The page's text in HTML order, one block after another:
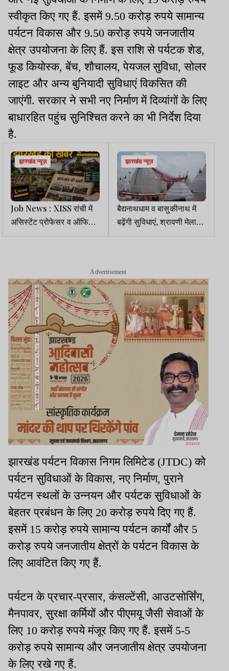
स्वीकृत किए गए हैं. इसमें 9.50 करोड़ रुपये सामान्य
पर्यटन विकास और 9.50 करोड़ रुपये जनजातीय
क्षेत्र उपयोजना के लिए हैं. इस राशि से पर्यटक शेड,
फूड कियोस्क, बेंच, शौचालय, पेयजल सुविधा, सोलर
लाइट और अन्य बुनियादी सुविधाएं विकसित की
जाएंगी. सरकार ने सभी नए निर्माण में दिव्यांगों के लिए
बाधारहित पहुंच सुनिश्चित करने का भी निर्देश दिया
है.
झारखंड न्यूज़
Job News : XISS रांची में
असिस्टेंट प्रोफेसर व ऑफिस
असिस्टेंट के पदों पर भर्ती, 18
झारखंड न्यूज़
बैद्यनाथधाम व बासुकीनाथ में
बढ़ेंगी सुविधाएं, श्रावणी मेला
2026 के लिए 14 करोड़ मंजूर
Advertisement
झारखंड पर्यटन विकास निगम लिमिटेड (JTDC) को
पर्यटन सुविधाओं के विकास, नए निर्माण, पुराने
पर्यटन स्थलों के उन्नयन और पर्यटक सुविधाओं के
बेहतर प्रबंधन के लिए 20 करोड़ रुपये दिए गए हैं.
इसमें 15 करोड़ रुपये सामान्य पर्यटन कार्यों और 5
करोड़ रुपये जनजातीय क्षेत्रों के पर्यटन विकास के
लिए आवंटित किए गए हैं.
पर्यटन के प्रचार-प्रसार, कंसल्टेंसी, आउटसोर्सिंग,
मैनपावर, सुरक्षा कर्मियों और पीएमयू जैसी सेवाओं के
लिए 10 करोड़ रुपये मंजूर किए गए हैं. इसमें 5-5
करोड़ रुपये सामान्य और जनजातीय क्षेत्र उपयोजना
के लिए रखे गए हैं.